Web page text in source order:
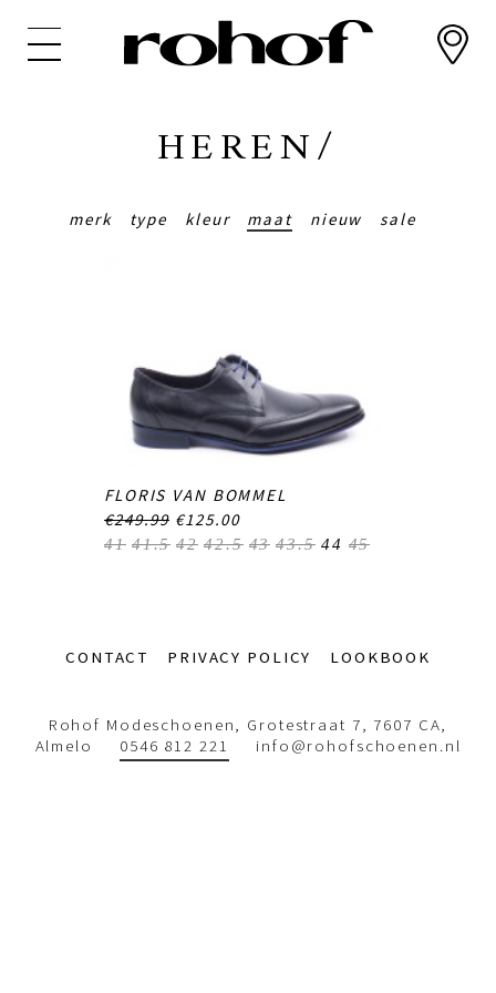
HEREN/
merk type kleur maat nieuw sale
FLORIS VAN BOMMEL
€249.99 €125.00
41 41.5 42 42.5 43 43.5 44 45
Footer-CONTACT PRIVACY POLICY LOOKBOOK
Rohof Modeschoenen, Grotestraat 7, 7607 CA,
Almelo 0546 812 221 info@rohofschoenen.nl